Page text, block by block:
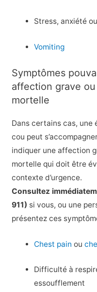
Stress, anxiété
Vomiting
Symptômes
affection grave
mortelle
Dans certains cas, une
cou peut
indiquer une affection
mortelle qui doit être
contexte d’urgence.
Consultez
911) si vous, ou une
présentez ces
Chest pain ou
Difficulté à
essoufflement